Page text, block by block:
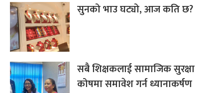
सुनको भाउ घट्यो, आज कति छ?
सबै शिक्षकलाई सामाजिक सुरक्षा
कोषमा समावेश गर्न ध्यानाकर्षण